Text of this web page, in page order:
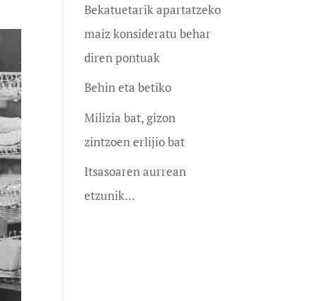
Bekatuetarik apartatzeko
maiz konsideratu behar
diren pontuak
Behin eta betiko
Milizia bat, gizon
zintzoen erlijio bat
Itsasoaren aurrean
etzunik…